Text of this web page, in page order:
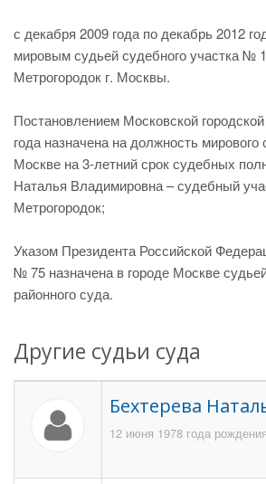
с декабря 2009 года по декабрь 2012
мировым судьей судебного участка №
Метрогородок г. Москвы.
Постановлением Московской
года назначена на должность мирового
Москве на 3-летний срок судебных
Наталья Владимировна – судебный
Метрогородок;
Указом Президента Российской
№ 75 назначена в городе Москве
районного суда.
Другие судьи суда
Бехтерева
12 июня 1978 года